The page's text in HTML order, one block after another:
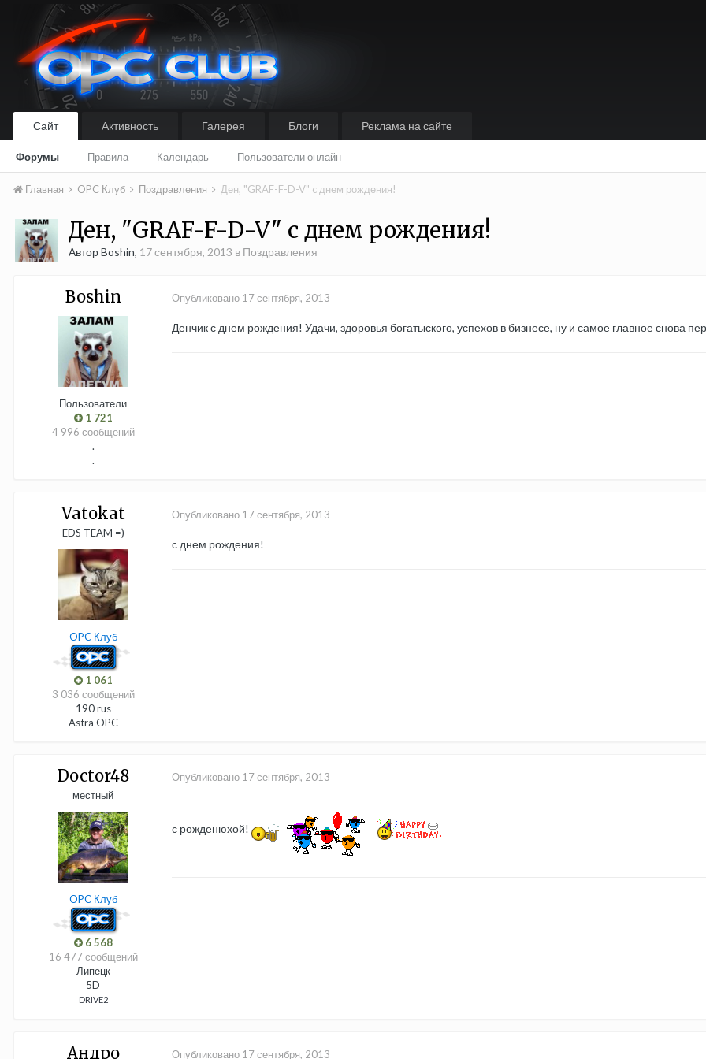
Сайт
Форумы Правила Календарь Пользователи онлайн
Активность Галерея Блоги Реклама на сайте
Главная OPC Клуб Поздравления Ден, "GRAF-F-D-V" c днем рождения!
Ден, "GRAF-F-D-V" c днем рождения!
Автор Boshin, 17 сентября, 2013 в Поздравления
Boshin
Пользователи
1 721
4 996 сообщений
.
.
Опубликовано 17 сентября, 2013
Денчик с днем рождения! Удачи, здоровья богатыского, успехов в бизнесе, ну и самое главное снова
Vatokat
EDS TEAM =)
OPC Клуб
1 061
3 036 сообщений
190 rus
Astra OPC
Опубликовано 17 сентября, 2013
с днем рождения!
Doctor48
местный
OPC Клуб
6 568
16 477 сообщений
Липецк
5D
DRIVE2
Опубликовано 17 сентября, 2013
с рожденюхой!
Андро Опубликовано 17 сентября, 2013